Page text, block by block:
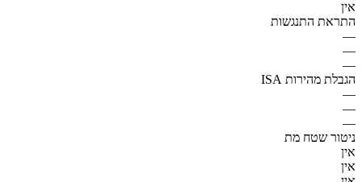
אין
התראת התנגשות
—
—
—
הגבלת מהירות ISA
—
—
—
ניטור שטח מת
אין
אין